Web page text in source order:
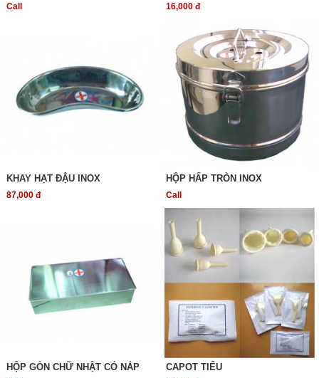
Call 16,000 đ
KHAY HẠT ĐẬU INOX
87,000 đ
HỘP HẤP TRÒN INOX
Call
HỘP GÒN CHỮ NHẬT CÓ NẮP CAPOT TIỂU